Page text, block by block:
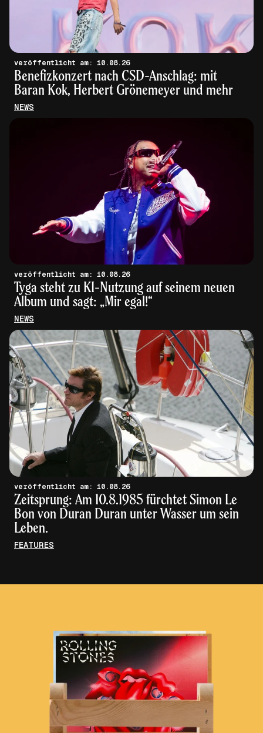
veröffentlicht am: 10.08.26
Benefizkonzert nach CSD-Anschlag: mit
Baran Kok, Herbert Grönemeyer und mehr
NEWS
veröffentlicht am: 10.08.26
Tyga steht zu KI-Nutzung auf seinem neuen
Album und sagt: „Mir egal!“
NEWS
veröffentlicht am: 10.08.26
Zeitsprung: Am 10.8.1985 fürchtet Simon Le
Bon von Duran Duran unter Wasser um sein
Leben.
FEATURES